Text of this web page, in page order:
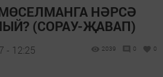
НӘРСӘ
(СОРАУ-ҖАВАП)
- 12:25 2039 0 0